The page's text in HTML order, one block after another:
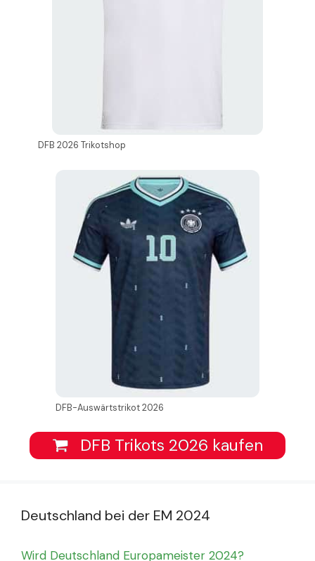
DFB 2026 Trikotshop
DFB-Auswärtstrikot 2026
DFB Trikots 2026 kaufen
Deutschland bei der EM 2024
Wird Deutschland Europameister 2024?